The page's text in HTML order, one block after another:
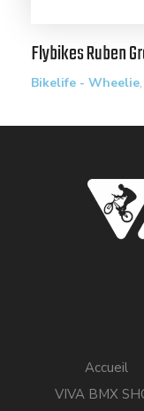
Flybikes Ruben
Bikelife - Wheelie,
Accueil
VIVA BMX